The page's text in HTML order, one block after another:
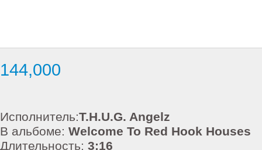
144,000
Исполнитель:T.H.U.G. Angelz
В альбоме: Welcome To Red Hook Houses
Длительность: 3:16